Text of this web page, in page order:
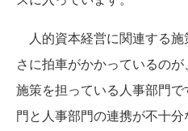
人的資本経営に関連する
さに拍車がかかっているの
施策を担っている人事部門
門と人事部門の連携が不十